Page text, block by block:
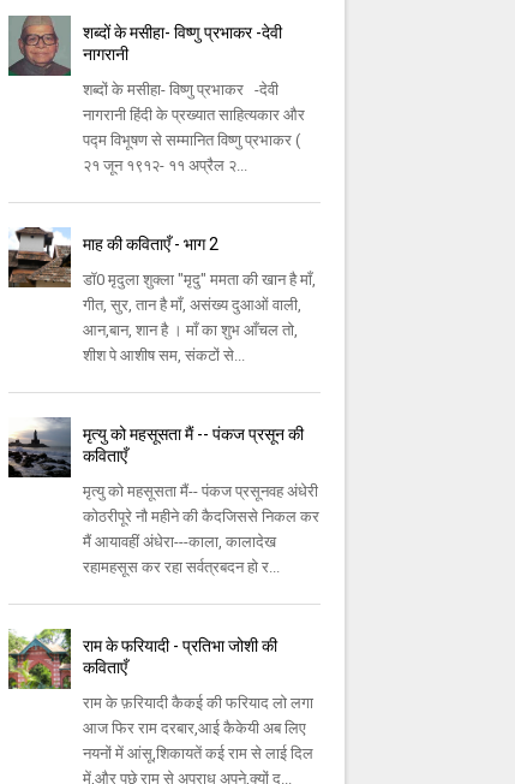
शब्दों के मसीहा- विष्णु प्रभाकर -देवी
नागरानी
शब्दों के मसीहा- विष्णु प्रभाकर -देवी
नागरानी हिंदी के प्रख्यात साहित्यकार और
पद्म विभूषण से सम्मानित विष्णु प्रभाकर (
२१ जून १९१२- ११ अप्रैल २...
माह की कविताएँ - भाग 2
डॉ0 मृदुला शुक्ला "मृदु" ममता की खान है माँ,
गीत, सुर, तान है माँ, असंख्य दुआओं वाली,
आन,बान, शान है । माँ का शुभ आँचल तो,
शीश पे आशीष सम, संकटों से...
मृत्यु को महसूसता मैं -- पंकज प्रसून की
कविताएँ
मृत्यु को महसूसता मैं-- पंकज प्रसूनवह अंधेरी
कोठरीपूरे नौ महीने की कैदजिससे निकल कर
मैं आयावहीं अंधेरा---काला, कालादेख
रहामहसूस कर रहा सर्वत्रबदन हो र...
राम के फरियादी - प्रतिभा जोशी की
कविताएँ
राम के फ़रियादी कैकई की फरियाद लो लगा
आज फिर राम दरबार,आई कैकेयी अब लिए
नयनों में आंसू,शिकायतें कई राम से लाई दिल
में,और पूछे राम से अपराध अपने,क्यों द...